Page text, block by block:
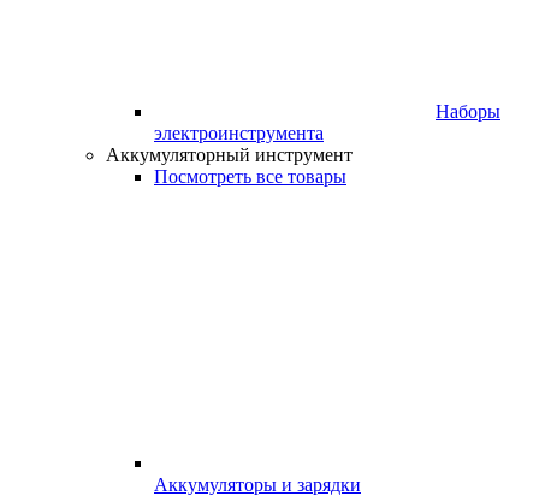
Наборы
электроинструмента
Аккумуляторный инструмент
Посмотреть все товары
Аккумуляторы и зарядки